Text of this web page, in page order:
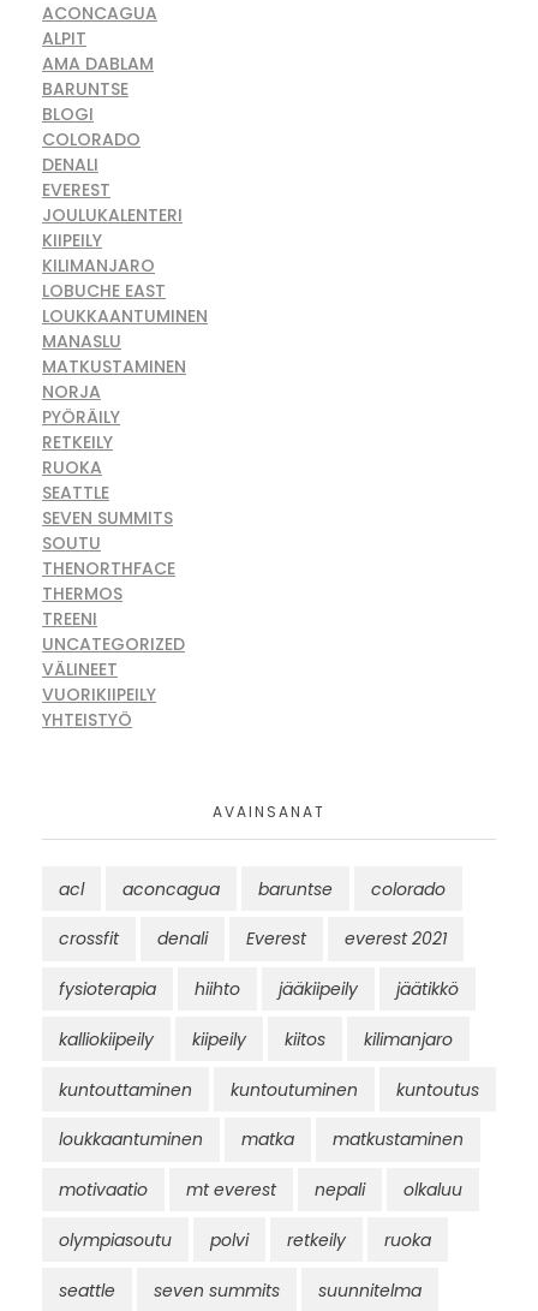
ACONCAGUA
ALPIT
AMA DABLAM
BARUNTSE
BLOGI
COLORADO
DENALI
EVEREST
JOULUKALENTERI
KIIPEILY
KILIMANJARO
LOBUCHE EAST
LOUKKAANTUMINEN
MANASLU
MATKUSTAMINEN
NORJA
PYÖRÄILY
RETKEILY
RUOKA
SEATTLE
SEVEN SUMMITS
SOUTU
THENORTHFACE
THERMOS
TREENI
UNCATEGORIZED
VÄLINEET
VUORIKIIPEILY
YHTEISTYÖ
AVAINSANAT
acl aconcagua baruntse colorado
crossfit denali Everest everest 2021
fysioterapia hiihto jääkiipeily jäätikkö
kalliokiipeily kiipeily kiitos kilimanjaro
kuntouttaminen kuntoutuminen kuntoutus
loukkaantuminen matka matkustaminen
motivaatio mt everest nepali olkaluu
olympiasoutu polvi retkeily ruoka
seattle seven summits suunnitelma